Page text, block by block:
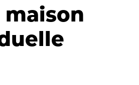
maison